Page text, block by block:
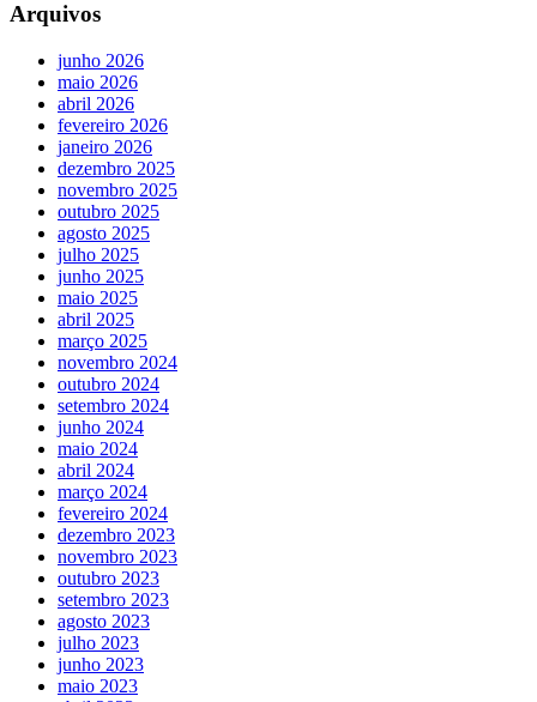
Arquivos
junho 2026
maio 2026
abril 2026
fevereiro 2026
janeiro 2026
dezembro 2025
novembro 2025
outubro 2025
agosto 2025
julho 2025
junho 2025
maio 2025
abril 2025
março 2025
novembro 2024
outubro 2024
setembro 2024
junho 2024
maio 2024
abril 2024
março 2024
fevereiro 2024
dezembro 2023
novembro 2023
outubro 2023
setembro 2023
agosto 2023
julho 2023
junho 2023
maio 2023